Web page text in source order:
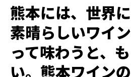
熊本には、世界
素晴らしいワイ
って味わうと、
い。熊本ワイン